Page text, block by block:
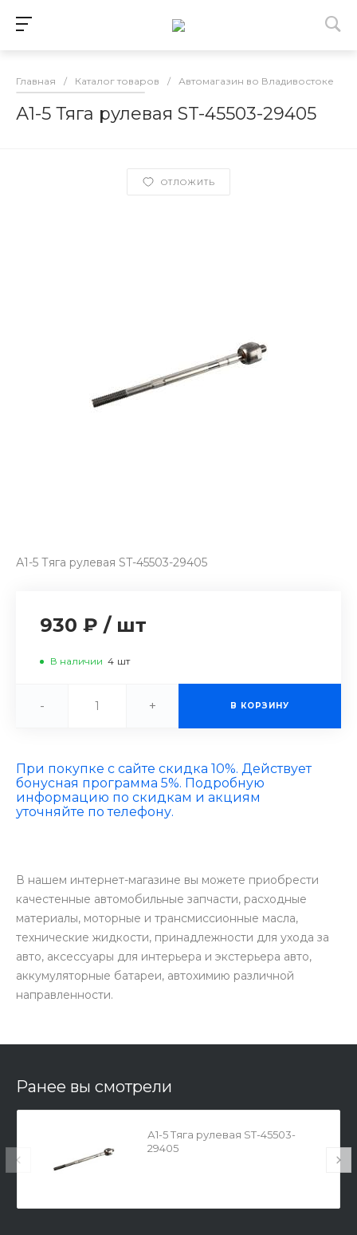
Главная / Каталог товаров / Автомагазин во Владивостоке
А1-5 Тяга рулевая ST-45503-29405
ОТЛОЖИТЬ
А1-5 Тяга рулевая ST-45503-29405
930 ₽ / шт
В наличии 4 шт
- + В КОРЗИНУ
При покупке с сайте скидка 10%. Действует
бонусная программа 5%. Подробную
информацию по скидкам и акциям
уточняйте по телефону.
В нашем интернет-магазине вы можете приобрести
качестенные автомобильные запчасти, расходные
материалы, моторные и трансмиссионные масла,
технические жидкости, принадлежности для ухода за
авто, аксессуары для интерьера и экстерьера авто,
аккумуляторные батареи, автохимию различной
направленности.
Ранее вы смотрели
А1-5 Тяга рулевая ST-45503-
29405